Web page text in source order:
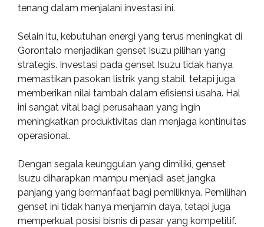
tenang dalam menjalani investasi ini.
Selain itu, kebutuhan energi yang terus meningkat di
Gorontalo menjadikan genset Isuzu pilihan yang
strategis. Investasi pada genset Isuzu tidak hanya
memastikan pasokan listrik yang stabil, tetapi juga
memberikan nilai tambah dalam efisiensi usaha. Hal
ini sangat vital bagi perusahaan yang ingin
meningkatkan produktivitas dan menjaga kontinuitas
operasional.
Dengan segala keunggulan yang dimiliki, genset
Isuzu diharapkan mampu menjadi aset jangka
panjang yang bermanfaat bagi pemiliknya. Pemilihan
genset ini tidak hanya menjamin daya, tetapi juga
memperkuat posisi bisnis di pasar yang kompetitif.